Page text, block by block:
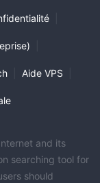
Aide VPS
and its
searching tool for
should